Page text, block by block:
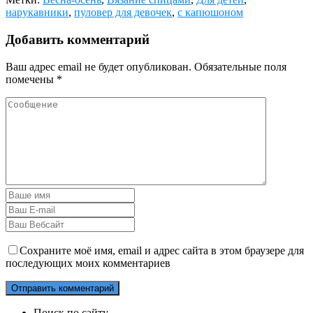
нарукавники, пуловер для девочек, с капюшоном
Добавить комментарий
Ваш адрес email не будет опубликован. Обязательные поля
помечены *
Сохраните моё имя, email и адрес сайта в этом браузере для
последующих моих комментариев